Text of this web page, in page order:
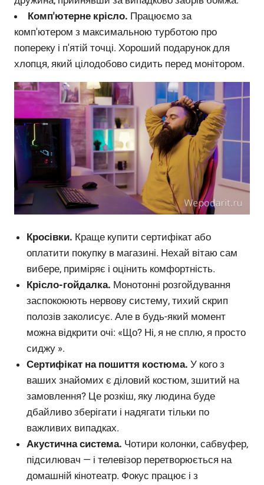
Комп'ютерне крісло. Працюємо за
комп'ютером з максимальною турботою про
попереку і п'ятій точці. Хороший подарунок для
хлопця, який цілодобово сидить перед монітором.
Кросівки. Краще купити сертифікат або
оплатити покупку в магазині. Нехай вітаю сам
вибере, приміряє і оцінить комфортність.
Крісло-гойдалка. Монотонні розгойдування
заспокоюють нервову систему, тихий скрип
полозів заколисує. Але в будь-який момент
можна відкрити очі: «Що? Ні, я не сплю, я просто
сиджу ».
Сертифікат на пошиття костюма. У кого з
ваших знайомих є діловий костюм, зшитий на
замовлення? Це розкіш, яку людина буде
дбайливо зберігати і надягати тільки по
важливих випадках.
Акустична система. Чотири колонки, сабвуфер,
підсилювач — і телевізор перетворюється на
домашній кінотеатр. Фокус працює і з